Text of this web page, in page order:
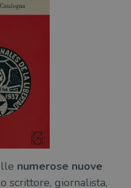
numerose nuove
scrittore, giornalista,